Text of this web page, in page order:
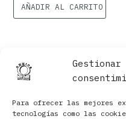
Gestionar
Para ofrecer las mejores
tecnologías como las
AÑADIR AL CARRITO